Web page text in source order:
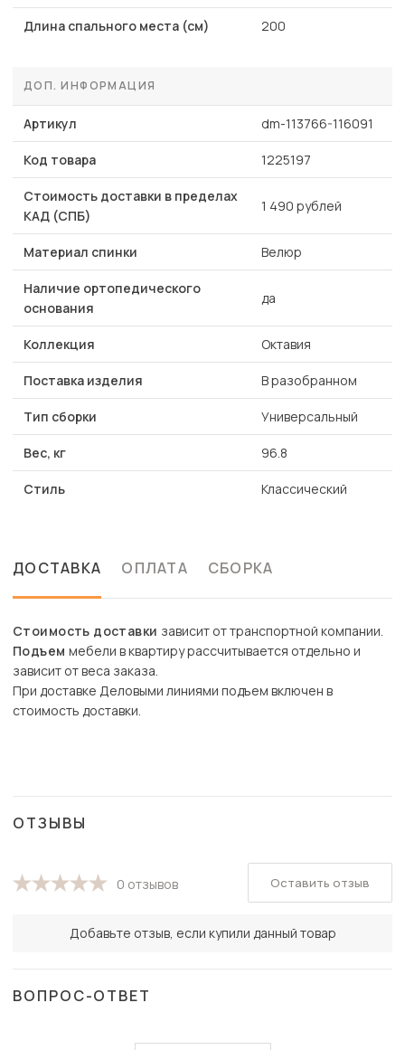
Длина спального места (см) 200
ДОП. ИНФОРМАЦИЯ
Артикул dm-113766-116091
Код товара 1225197
Стоимость доставки в пределах
КАД (СПБ)
1 490 рублей
Материал спинки Велюр
Наличие ортопедического
основания
да
Коллекция Октавия
Поставка изделия В разобранном
Тип сборки Универсальный
Вес, кг 96.8
Стиль Классический
ДОСТАВКА ОПЛАТА СБОРКА
Стоимость доставки зависит от транспортной компании.
Подъем мебели в квартиру рассчитывается отдельно и
зависит от веса заказа.
При доставке Деловыми линиями подъем включен в
стоимость доставки.
ОТЗЫВЫ
0 отзывов
Добавьте отзыв, если купили данный товар
Оставить отзыв
ВОПРОС-ОТВЕТ